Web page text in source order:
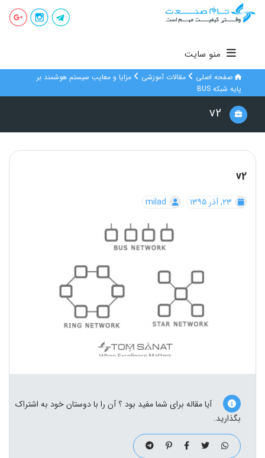
منو سایت
صفحه اصلی مقالات آموزشی
مزایا و معایب سیستم هوشمند بر
پایه شبکه BUS
v2
v2
آیا مقاله برای شما مفید بود ؟ آن را با دوستان خود به اشتراک
بگذارید.